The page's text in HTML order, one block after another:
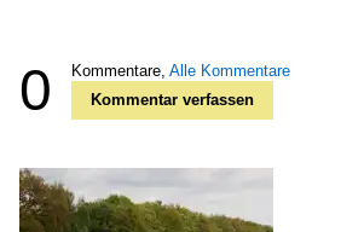
0 Kommentare, Alle Kommentare
Kommentar verfassen